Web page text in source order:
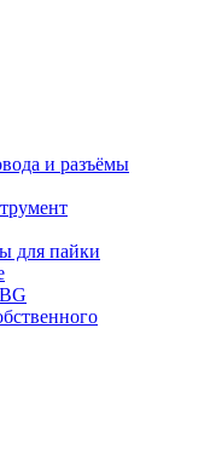
и разъёмы
для пайки